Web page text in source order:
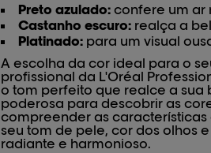
Preto azulado: confere um ar
Castanho escuro: realça a
Platinado: para um visual
A escolha da cor ideal para o
profissional da L'Oréal
o tom perfeito que realce a sua
poderosa para descobrir as
compreender as
seu tom de pele, cor dos olhos
radiante e harmonioso.